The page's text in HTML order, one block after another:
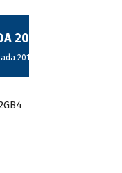
2017
2017